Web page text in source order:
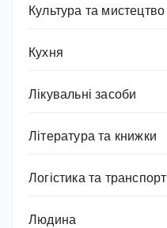
Культура та мистецтво
Кухня
Лікувальні засоби
Література та книжки
Логістика та транспорт
Людина